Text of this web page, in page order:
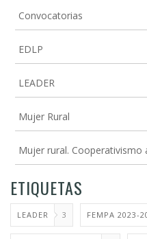
Convocatorias
EDLP
LEADER
Mujer Rural
Mujer rural. Cooperativismo
ETIQUETAS
LEADER 3 FEMPA 2023-